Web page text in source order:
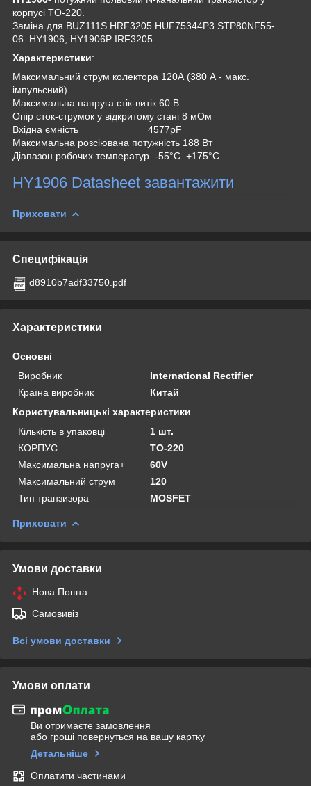
корпусі TO-220.
Заміна для BUZ111S HRF3205 HUF75344P3 STP80NF55-
06 HY1906, HY1906P IRF3205
Характеристики:
Максимальний струм колектора 120А (380 А - макс.
імпульсний)
Максимальна напруга стік-витік 60 В
Опір сток-струмок у відкритому стані 8 мОм
Вхідна ємність 4577pF
Максимальна розсіювана потужність 188 Вт
Діапазон робочих температур -55°C..+175°C
HY1906 Datasheet завантажити
Приховати
Специфікація
d8910b7adf33750.pdf
Характеристики
Основні
Виробник
International Rectifier
Країна виробник
Китай
Користувальницькі характеристики
Кількість в упаковці
1 шт.
КОРПУС
TO-220
Максимальна напруга+
60V
Максимальний струм
120
Тип транзизора
MOSFET
Приховати
Умови доставки
Нова Пошта
Самовивіз
Всі умови доставки
Умови оплати
Ви отримаєте замовлення
або гроші повернуться на вашу картку
Детальніше
Оплатити частинами